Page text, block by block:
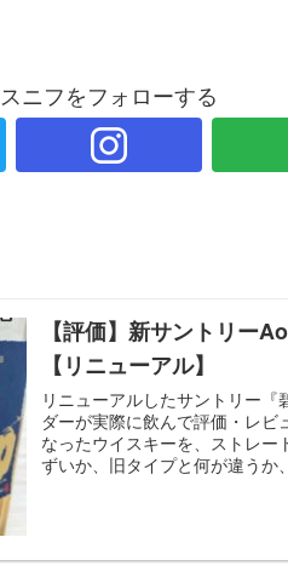
スニフをフォローする
【評価】新サントリー
【リニューアル】
リニューアルしたサントリー
ダーが実際に飲んで評価・レビ
なったウイスキーを、ストレー
ずいか、旧タイプと何が違うか